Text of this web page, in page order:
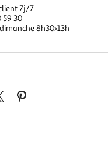
7j/7
59 30
8h30>13h